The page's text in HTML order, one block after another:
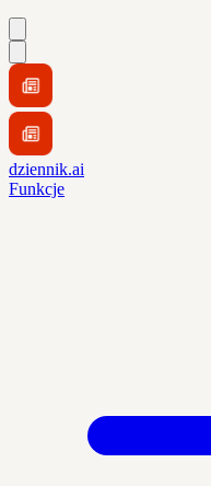
dziennik.ai
Funkcje